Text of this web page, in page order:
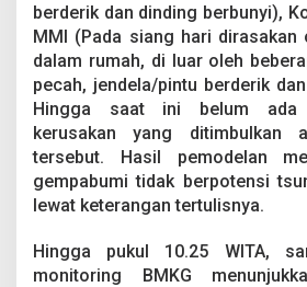
berderik dan dinding berbunyi),
MMI (Pada siang hari dirasakan
dalam rumah, di luar oleh
pecah, jendela/pintu berderik
Hingga saat ini belum ada
kerusakan yang ditimbulkan
tersebut. Hasil pemodelan
gempabumi tidak berpotensi
lewat keterangan tertulisnya.
Hingga pukul 10.25 WITA,
monitoring BMKG